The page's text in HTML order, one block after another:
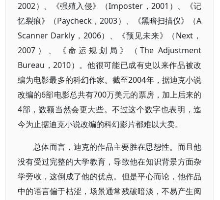
2002）、《强殖入侵》（Imposter，2001）、《记
忆裂痕》（Paycheck，2003）、《黑暗扫描仪》（A
Scanner Darkly，2006）、《预见未来》（Next，
2007）、《命运规划局》（The Adjustment
Bureau，2010）。他很可能已成有史以来作品被改
编为电影最多的科幻作家。截至2004年，据迪克小说
改编的6部电影总共有700万美元的票房，加上后来的
4部，数额当然会更大些。不过这个数字也表明，迄
今为止据迪克小说改编的科幻影片都难以大卖。
总体而言，迪克的作品主要胜在思想性。而且他
没有受过完整的大学教育，导致他在知识背景方面杂
学旁收，这倒成了他的优点。但是平心而论，他作品
中的语言偏于枯涩，场景通常残破暗淡，不易产生阅